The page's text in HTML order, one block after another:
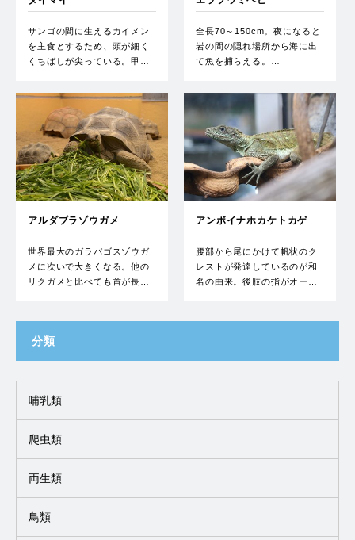
サンゴの間に生えるカイメン
を主食とするため、頭が細く
くちばしが尖っている。甲…
全長70～150cm。夜になると
岩の間の隠れ場所から海に出
て魚を捕らえる。…
アルダブラゾウガメ
世界最大のガラパゴスゾウガ
メに次いで大きくなる。他の
リクガメと比べても首が長…
アンボイナホカケトカゲ
腰部から尾にかけて帆状のク
レストが発達しているのが和
名の由来。後肢の指がオー…
分類
哺乳類
爬虫類
両生類
鳥類